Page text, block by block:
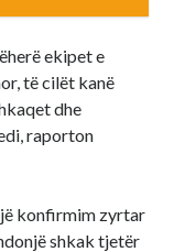
ekipet e
të cilët kanë
dhe
raporton
konfirmim zyrtar
shkak tjetër